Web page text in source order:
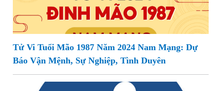
Tử Vi Tuổi Mão 1987 Năm 2024 Nam Mạng: Dự
Báo Vận Mệnh, Sự Nghiệp, Tình Duyên